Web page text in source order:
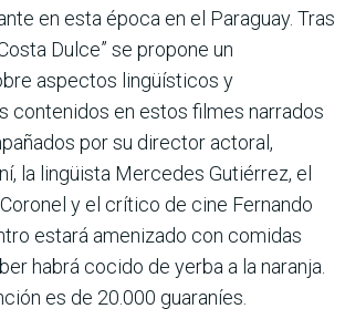
en esta época en el Paraguay. Tras
Dulce” se propone un
aspectos lingüísticos y
contenidos en estos filmes narrados
por su director actoral,
la lingüista Mercedes Gutiérrez, el
y el crítico de cine Fernando
estará amenizado con comidas
habrá cocido de yerba a la naranja.
es de 20.000 guaraníes.